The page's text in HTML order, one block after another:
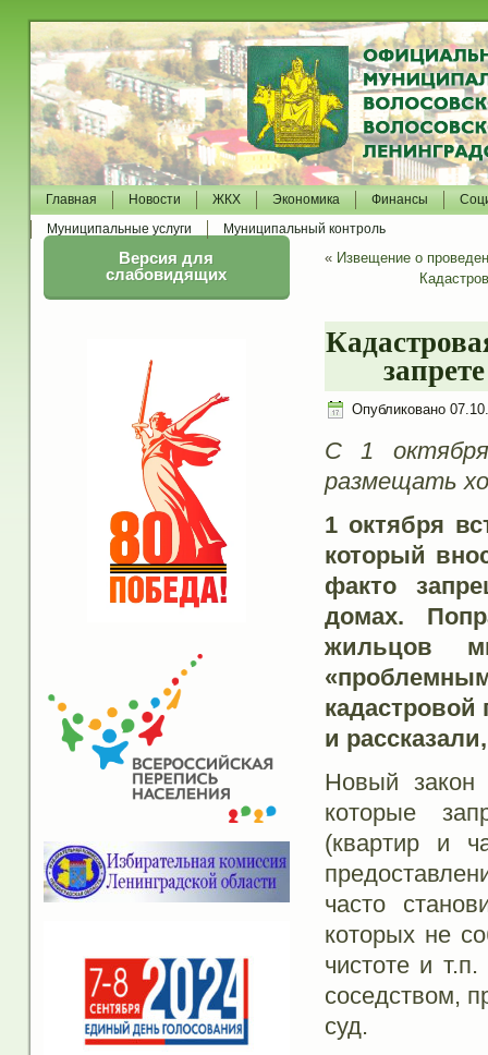
Главная Новости ЖКХ Экономика Финансы
Муниципальные услуги
Муниципальный контроль
Версия для
слабовидящих
« Извещение о
Опубликовано
С 1
размещать
1 октября
который
факто
домах.
жильцов
кадастровой
и
Новый
которые
(квартир и
часто
которых не
чистоте и
соседством,
суд.